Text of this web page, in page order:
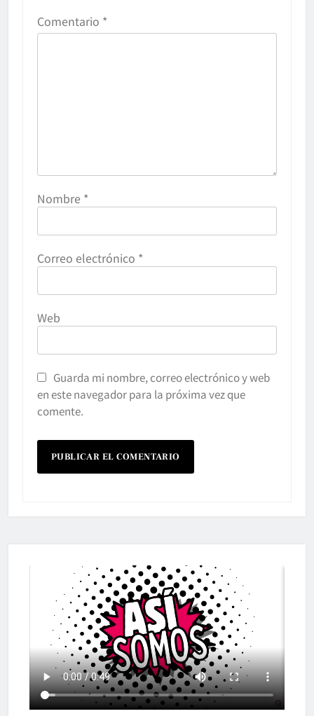
Comentario *
Nombre *
Correo electrónico *
Web
Guarda mi nombre, correo electrónico y web
en este navegador para la próxima vez que
comente.